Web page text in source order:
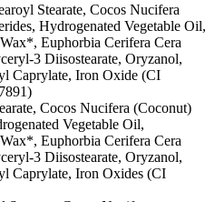
Stearate, Cocos Nucifera
Hydrogenated Vegetable Oil,
Euphorbia Cerifera Cera
3 Diisostearate, Oryzanol,
Caprylate, Iron Oxide (CI
Cocos Nucifera (Coconut)
Vegetable Oil,
Euphorbia Cerifera Cera
3 Diisostearate, Oryzanol,
Caprylate, Iron Oxides (CI